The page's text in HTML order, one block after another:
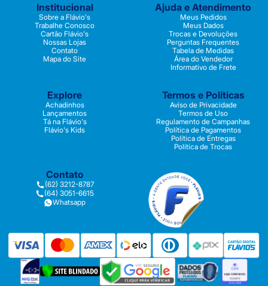
Institucional
Sobre a Flávio's
Trabalhe Conosco
Cartão Flávio's
Nossas Lojas
Contato
Mapa do Site
Ajuda e Atendimento
Meus Pedidos
Meus Dados
Trocas e Devoluções
Perguntas Frequentes
Tabela de Medidas
Área do Vendedor
Informativo de Frete
Explore
Achadinhos
Lançamentos
Tá na Flávio's
Flávio's Kids
Termos e Políticas
Aviso de Privacidade
Termos de Uso
Regulamento de Campanhas
Política de Pagamentos
Política de Entregas
Política de Trocas
Contato
(62) 3212-8787
(64) 3051-6615
Whatsapp